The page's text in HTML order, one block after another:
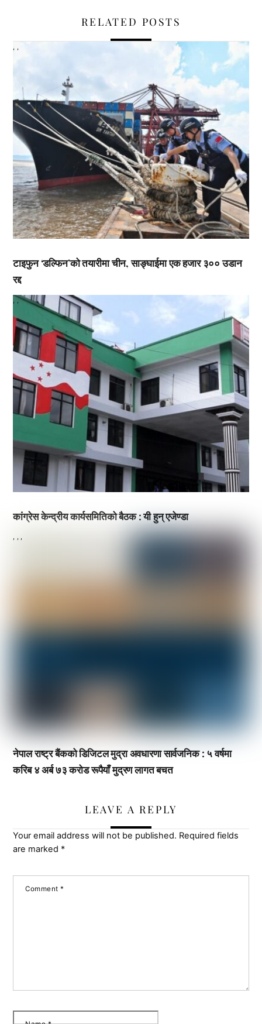
RELATED POSTS
टाइफुन ‘डल्फिन’को तयारीमा चीन, साङ्घाईमा एक हजार ३०० उडान
रद्द
,,
कांग्रेस केन्द्रीय कार्यसमितिको बैठक : यी हुन् एजेण्डा
, , ,
नेपाल राष्ट्र बैंकको डिजिटल मुद्रा अवधारणा सार्वजनिक : ५ वर्षमा
करिब ४ अर्ब ७३ करोड रूपैयाँ मुद्रण लागत बचत
LEAVE A REPLY
Your email address will not be published. Required fields
are marked *
Comment*